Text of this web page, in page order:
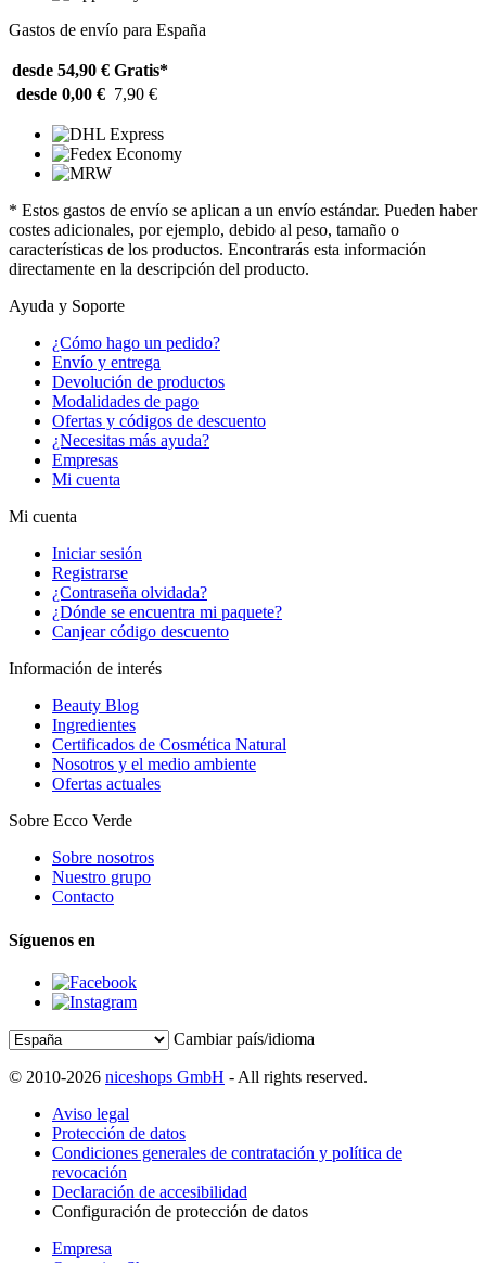
Gastos de envío para España
desde 54,90 € Gratis*
desde 0,00 € 7,90 €
* Estos gastos de envío se aplican a un envío estándar. Pueden haber
costes adicionales, por ejemplo, debido al peso, tamaño o
características de los productos. Encontrarás esta información
directamente en la descripción del producto.
Ayuda y Soporte
¿Cómo hago un pedido?
Envío y entrega
Devolución de productos
Modalidades de pago
Ofertas y códigos de descuento
¿Necesitas más ayuda?
Empresas
Mi cuenta
Mi cuenta
Iniciar sesión
Registrarse
¿Contraseña olvidada?
¿Dónde se encuentra mi paquete?
Canjear código descuento
Información de interés
Beauty Blog
Ingredientes
Certificados de Cosmética Natural
Nosotros y el medio ambiente
Ofertas actuales
Sobre Ecco Verde
Sobre nosotros
Nuestro grupo
Contacto
Síguenos en
Cambiar país/idioma
© 2010-2026 niceshops GmbH - All rights reserved.
Aviso legal
Protección de datos
Condiciones generales de contratación y política de
revocación
Declaración de accesibilidad
Configuración de protección de datos
Empresa